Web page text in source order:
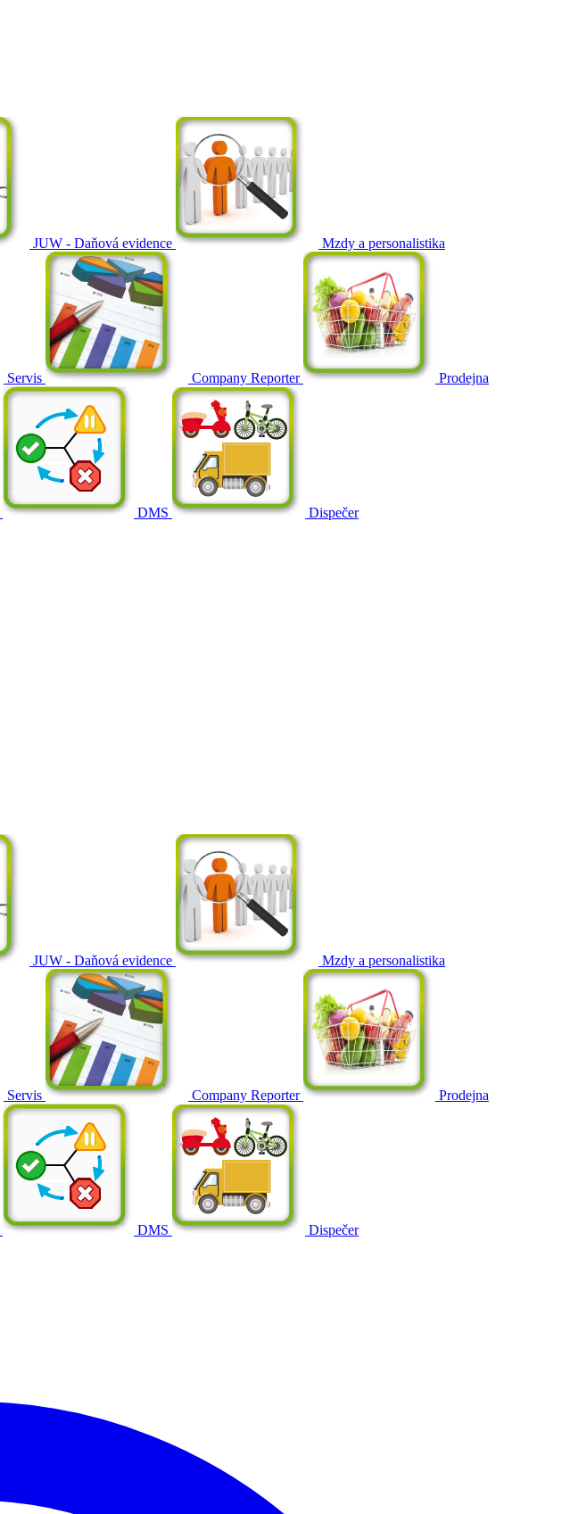
JUW - Daňová evidence Mzdy a personalistika
Servis Company Reporter Prodejna
DMS
Dispečer
JUW - Daňová evidence Mzdy a personalistika
Servis Company Reporter Prodejna
DMS
Dispečer